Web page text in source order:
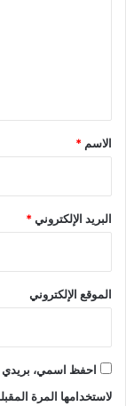
*
الاسم *
البريد الإلكتروني*
الموقع الإلكتروني
احفظ اسمي، بريدي
لاستخدامها المرة